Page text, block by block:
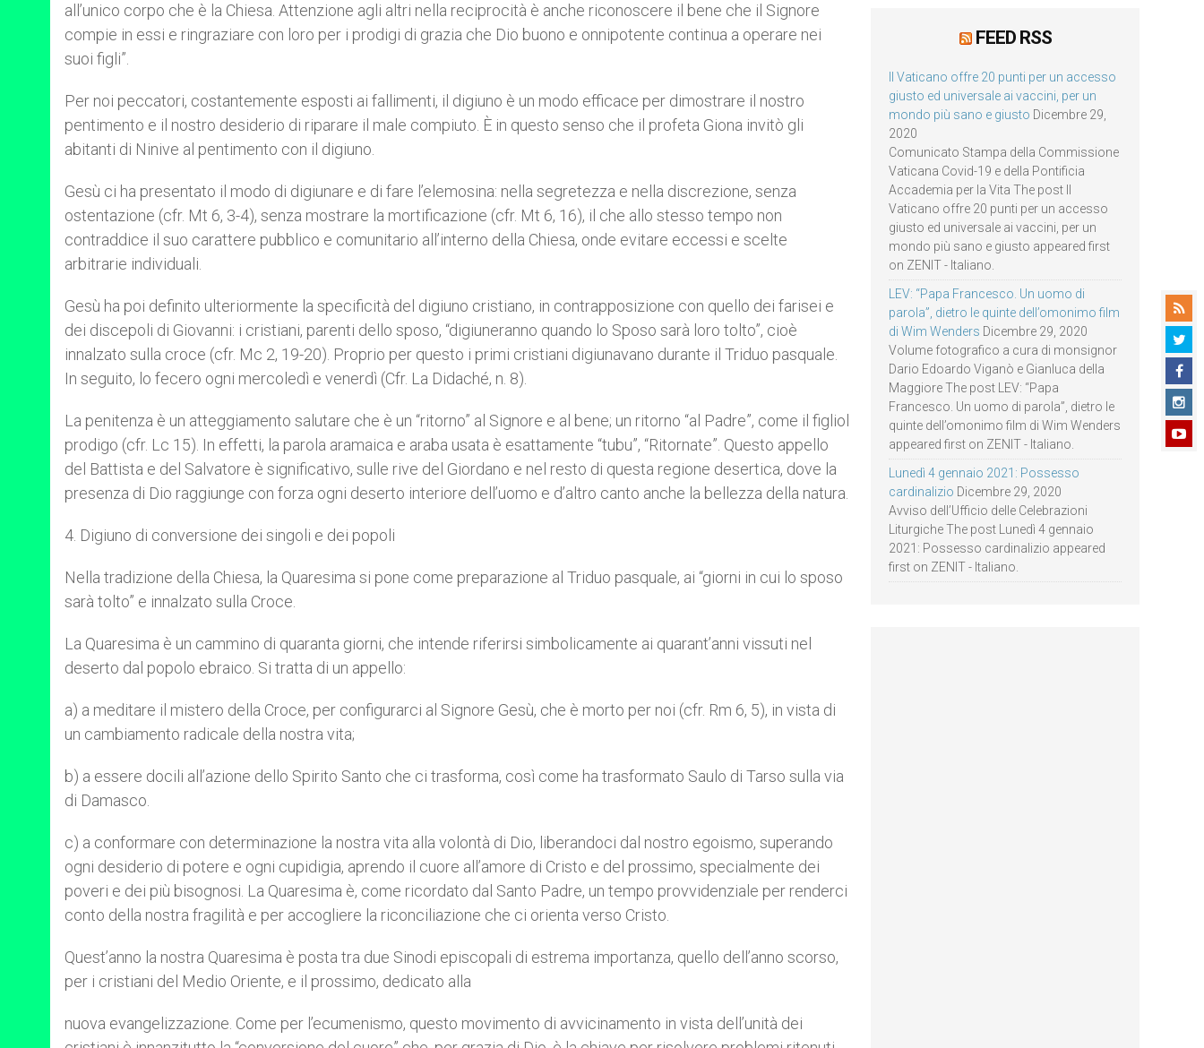
all’unico corpo che è la Chiesa. Attenzione agli altri nella reciprocità è anche riconoscere il bene che il Signore
compie in essi e ringraziare con loro per i prodigi di grazia che Dio buono e onnipotente continua a operare nei
suoi figli”.
Per noi peccatori, costantemente esposti ai fallimenti, il digiuno è un modo efficace per dimostrare il nostro
pentimento e il nostro desiderio di riparare il male compiuto. È in questo senso che il profeta Giona invitò gli
abitanti di Ninive al pentimento con il digiuno.
Gesù ci ha presentato il modo di digiunare e di fare l’elemosina: nella segretezza e nella discrezione, senza
ostentazione (cfr. Mt 6, 3-4), senza mostrare la mortificazione (cfr. Mt 6, 16), il che allo stesso tempo non
contraddice il suo carattere pubblico e comunitario all’interno della Chiesa, onde evitare eccessi e scelte
arbitrarie individuali.
Gesù ha poi definito ulteriormente la specificità del digiuno cristiano, in contrapposizione con quello dei farisei e
dei discepoli di Giovanni: i cristiani, parenti dello sposo, “digiuneranno quando lo Sposo sarà loro tolto”, cioè
innalzato sulla croce (cfr. Mc 2, 19-20). Proprio per questo i primi cristiani digiunavano durante il Triduo pasquale.
In seguito, lo fecero ogni mercoledì e venerdì (Cfr. La Didaché, n. 8).
La penitenza è un atteggiamento salutare che è un “ritorno” al Signore e al bene; un ritorno “al Padre”, come il figliol
prodigo (cfr. Lc 15). In effetti, la parola aramaica e araba usata è esattamente “tubu”, “Ritornate”. Questo appello
del Battista e del Salvatore è significativo, sulle rive del Giordano e nel resto di questa regione desertica, dove la
presenza di Dio raggiunge con forza ogni deserto interiore dell’uomo e d’altro canto anche la bellezza della natura.
4. Digiuno di conversione dei singoli e dei popoli
Nella tradizione della Chiesa, la Quaresima si pone come preparazione al Triduo pasquale, ai “giorni in cui lo sposo
sarà tolto” e innalzato sulla Croce.
La Quaresima è un cammino di quaranta giorni, che intende riferirsi simbolicamente ai quarant’anni vissuti nel
deserto dal popolo ebraico. Si tratta di un appello:
a) a meditare il mistero della Croce, per configurarci al Signore Gesù, che è morto per noi (cfr. Rm 6, 5), in vista di
un cambiamento radicale della nostra vita;
b) a essere docili all’azione dello Spirito Santo che ci trasforma, così come ha trasformato Saulo di Tarso sulla via
di Damasco.
c) a conformare con determinazione la nostra vita alla volontà di Dio, liberandoci dal nostro egoismo, superando
ogni desiderio di potere e ogni cupidigia, aprendo il cuore all’amore di Cristo e del prossimo, specialmente dei
poveri e dei più bisognosi. La Quaresima è, come ricordato dal Santo Padre, un tempo provvidenziale per renderci
conto della nostra fragilità e per accogliere la riconciliazione che ci orienta verso Cristo.
Quest’anno la nostra Quaresima è posta tra due Sinodi episcopali di estrema importanza, quello dell’anno scorso,
per i cristiani del Medio Oriente, e il prossimo, dedicato alla
nuova evangelizzazione. Come per l’ecumenismo, questo movimento di avvicinamento in vista dell’unità dei
FEED RSS
Il Vaticano offre 20 punti per un accesso
giusto ed universale ai vaccini, per un
mondo più sano e giusto Dicembre 29,
2020
Comunicato Stampa della Commissione
Vaticana Covid-19 e della Pontificia
Accademia per la Vita The post Il
Vaticano offre 20 punti per un accesso
giusto ed universale ai vaccini, per un
mondo più sano e giusto appeared first
on ZENIT - Italiano.
LEV: “Papa Francesco. Un uomo di
parola”, dietro le quinte dell’omonimo film
di Wim Wenders Dicembre 29, 2020
Volume fotografico a cura di monsignor
Dario Edoardo Viganò e Gianluca della
Maggiore The post LEV: “Papa
Francesco. Un uomo di parola”, dietro le
quinte dell’omonimo film di Wim Wenders
appeared first on ZENIT - Italiano.
Lunedì 4 gennaio 2021: Possesso
cardinalizio Dicembre 29, 2020
Avviso dell’Ufficio delle Celebrazioni
Liturgiche The post Lunedì 4 gennaio
2021: Possesso cardinalizio appeared
first on ZENIT - Italiano.